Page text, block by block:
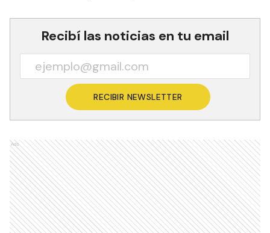
Recibí las noticias en tu email
RECIBIR NEWSLETTER
Ads